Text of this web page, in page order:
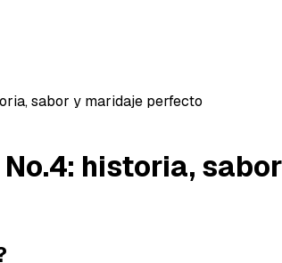
sabor y maridaje perfecto
historia,